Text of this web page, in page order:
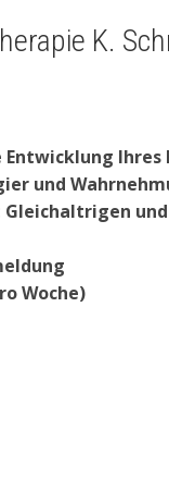
Ihres
und
Woche)